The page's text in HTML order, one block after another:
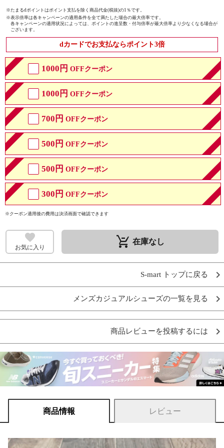
※たまるdポイントはポイント支払を除く商品代金(税抜)の1％です。
※表示倍率は各キャンペーンの適用条件を全て満たした場合の最大倍率です。
各キャンペーンの適用状況によっては、ポイントの進呈数・付与倍率が最大倍率より少なくなる場合が
ございます。
dカードでお支払ならポイント3倍
1000円 OFFクーポン
1000円 OFFクーポン
700円 OFFクーポン
500円 OFFクーポン
500円 OFFクーポン
300円 OFFクーポン
※クーポン適用後の費用は決済画面で確認できます
お気に入り remove_shopping_cart 在庫なし
S-mart トップに戻る
メンズカジュアルシューズの一覧を見る
商品レビューを投稿するには
商品情報 レビュー